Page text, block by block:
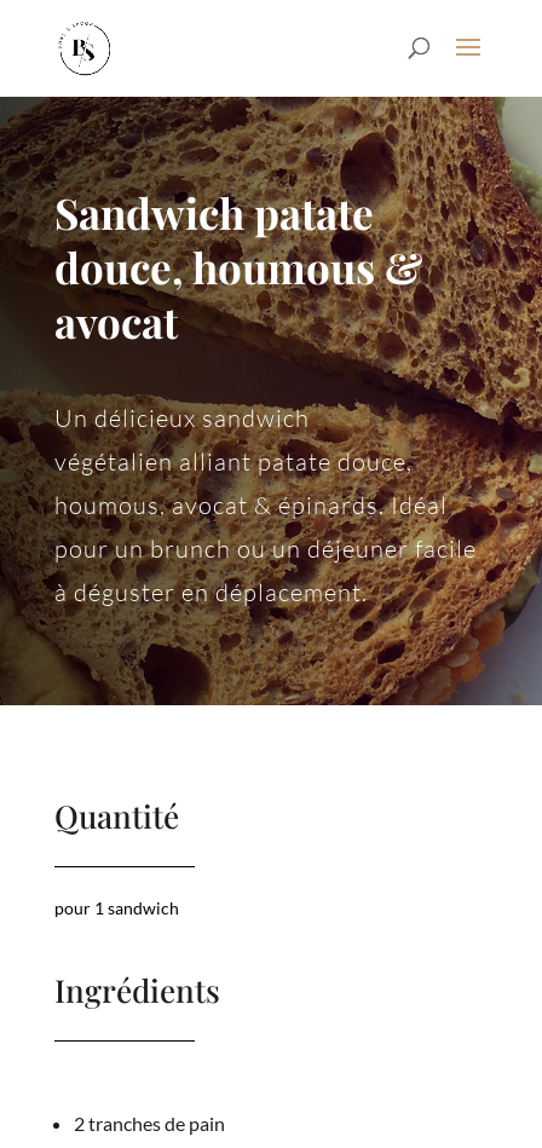
Sandwich patate
douce, houmous &
avocat
Un délicieux sandwich
végétalien alliant patate douce,
houmous, avocat & épinards. Idéal
pour un brunch ou un déjeuner facile
à déguster en déplacement.
Quantité
pour 1 sandwich
Ingrédients
2 tranches de pain